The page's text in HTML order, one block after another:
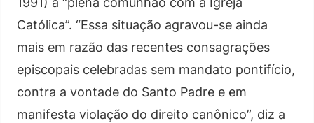
Católica”. “Essa situação agravou-se ainda
mais em razão das recentes consagrações
episcopais celebradas sem mandato pontifício,
contra a vontade do Santo Padre e em
manifesta violação do direito canônico”, diz a